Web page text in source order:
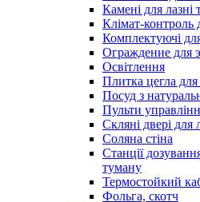
Камені для лазні
Клімат-контроль
Комплектуючі
Ограждение для
Освітлення
Плитка цегла для
Посуд з
Пульти
Скляні двері для
Соляна стіна
Станції
туману
Термостойкий
Фольга, скотч